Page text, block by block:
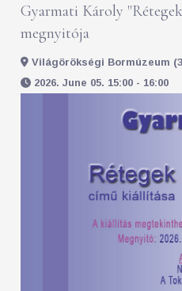
Gyarmati Károly
megnyitója
Világörökségi Bormúzeum
2026. June 05. 15:00 - 16:00